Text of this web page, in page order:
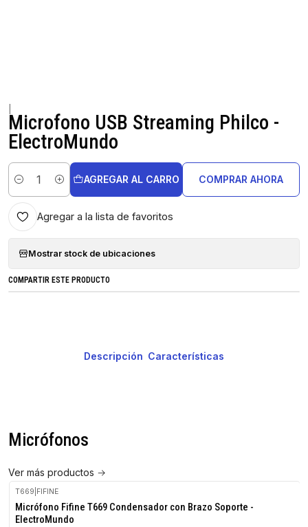
Microfono USB Streaming Philco -
ElectroMundo
Cantidad
AGREGAR AL CARRO COMPRAR AHORA
Agregar a la lista de favoritos
Mostrar stock de ubicaciones
COMPARTIR ESTE PRODUCTO
Descripción Características
Micrófonos
Ver más productos
T669 FIFINE
Micrófono Fifine T669 Condensador con Brazo Soporte -
ElectroMundo